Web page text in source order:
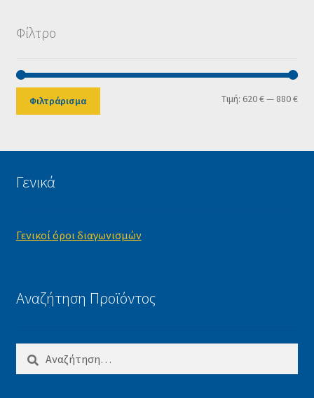
Φίλτρο
Φιλτράρισμα Τιμή: 620 €— 880 €
Γενικά
Γενικοί όροι διαγωνισμών
Αναζήτηση Προϊόντος
για: